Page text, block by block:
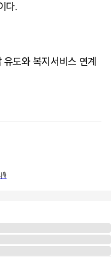
다.
도와 복지서비스 연계
🎙